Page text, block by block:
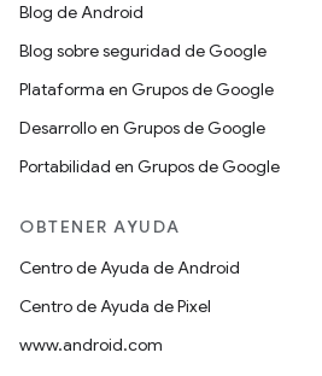
Blog de Android
Blog sobre seguridad de Google
Plataforma en Grupos de Google
Desarrollo en Grupos de Google
Portabilidad en Grupos de Google
OBTENER AYUDA
Centro de Ayuda de Android
Centro de Ayuda de Pixel
www.android.com